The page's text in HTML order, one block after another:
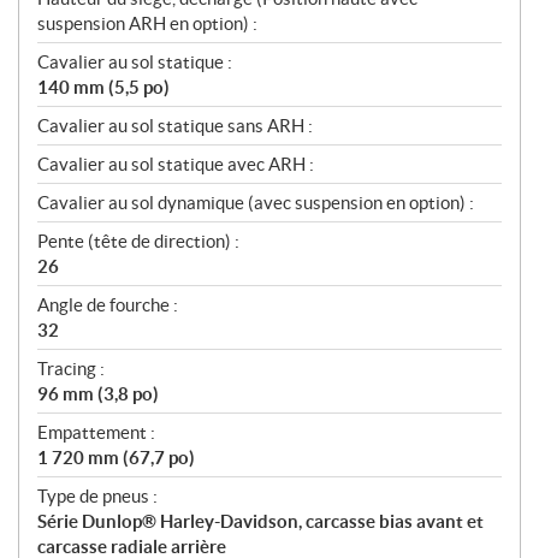
suspension ARH en option) :
Cavalier au sol statique :
140 mm (5,5 po)
Cavalier au sol statique sans ARH :
Cavalier au sol statique avec ARH :
Cavalier au sol dynamique (avec suspension en option) :
Pente (tête de direction) :
26
Angle de fourche :
32
Tracing :
96 mm (3,8 po)
Empattement :
1 720 mm (67,7 po)
Type de pneus :
Série Dunlop® Harley-Davidson, carcasse bias avant et
carcasse radiale arrière